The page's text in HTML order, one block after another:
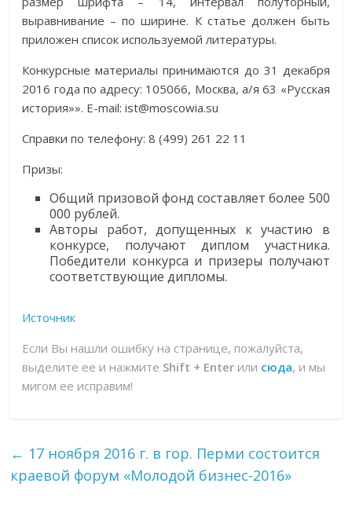
выравнивание – по ширине. К статье должен быть
приложен список используемой литературы.
Конкурсные материалы принимаются до 31 декабря
2016 года по адресу: 105066, Москва, а/я 63 «Русская
история»». Е-mail: ist@moscowia.su
Справки по телефону: 8 (499) 261 22 11
Призы:
Общий призовой фонд составляет более 500
000 рублей.
Авторы работ, допущенных к участию в
конкурсе, получают диплом участника.
Победители конкурса и призеры получают
соответствующие дипломы.
Источник
Если Вы нашли ошибку на странице, пожалуйста,
выделите ее и нажмите Shift + Enter или сюда, и мы
мигом ее исправим!
← 17 ноября 2016 г. в гор. Перми состоится
краевой форум «Молодой бизнес-2016»